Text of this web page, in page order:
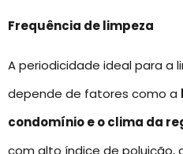
Frequência de limpeza
A periodicidade ideal para a
depende de fatores como a
condomínio e o clima da